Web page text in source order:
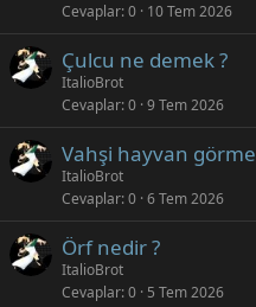
Cevaplar 0 10 Tem 2026
Çulcu ne demek ?
ItalioBrot
Cevaplar 0 9 Tem 2026
Vahşi hayvan
ItalioBrot
Cevaplar 0 6 Tem 2026
Örf nedir ?
ItalioBrot
Cevaplar 0 5 Tem 2026